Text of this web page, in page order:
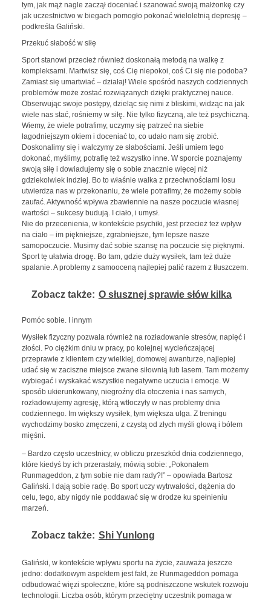
tym, jak mąż nagle zaczął doceniać i szanować swoją małżonkę czy
jak uczestnictwo w biegach pomogło pokonać wieloletnią depresję –
podkreśla Galiński.
Przekuć słabość w siłę
Sport stanowi przecież również doskonałą metodą na walkę z
kompleksami. Martwisz się, coś Cię niepokoi, coś Ci się nie podoba?
Zamiast się umartwiać – działaj! Wiele spośród naszych codziennych
problemów może zostać rozwiązanych dzięki praktycznej nauce.
Obserwując swoje postępy, dzieląc się nimi z bliskimi, widząc na jak
wiele nas stać, rośniemy w siłę. Nie tylko fizyczną, ale też psychiczną.
Wiemy, że wiele potrafimy, uczymy się patrzeć na siebie
łagodniejszym okiem i doceniać to, co udało nam się zrobić.
Doskonalimy się i walczymy ze słabościami. Jeśli umiem tego
dokonać, myślimy, potrafię też wszystko inne. W sporcie poznajemy
swoją siłę i dowiadujemy się o sobie znacznie więcej niż
gdziekolwiek indziej. Bo to właśnie walka z przeciwnościami losu
utwierdza nas w przekonaniu, że wiele potrafimy, że możemy sobie
zaufać. Aktywność wpływa zbawiennie na nasze poczucie własnej
wartości – sukcesy budują. I ciało, i umysł.
Nie do przecenienia, w kontekście psychiki, jest przecież też wpływ
na ciało – im piękniejsze, zgrabniejsze, tym lepsze nasze
samopoczucie. Musimy dać sobie szansę na poczucie się pięknymi.
Sport tę ułatwia drogę. Bo tam, gdzie duży wysiłek, tam też duże
spalanie. A problemy z samooceną najlepiej palić razem z tłuszczem.
Zobacz także: O słusznej sprawie słów kilka
Pomóc sobie. I innym
Wysiłek fizyczny pozwala również na rozładowanie stresów, napięć i
złości. Po ciężkim dniu w pracy, po kolejnej wycieńczającej
przeprawie z klientem czy wielkiej, domowej awanturze, najlepiej
udać się w zaciszne miejsce zwane siłownią lub lasem. Tam możemy
wybiegać i wyskakać wszystkie negatywne uczucia i emocje. W
sposób ukierunkowany, niegroźny dla otoczenia i nas samych,
rozładowujemy agresję, którą wtłoczyły w nas problemy dnia
codziennego. Im większy wysiłek, tym większa ulga. Z treningu
wychodzimy bosko zmęczeni, z czystą od złych myśli głową i bólem
mięśni.
– Bardzo często uczestnicy, w obliczu przeszkód dnia codziennego,
które kiedyś by ich przerastały, mówią sobie: „Pokonałem
Runmageddon, z tym sobie nie dam rady?!” – opowiada Bartosz
Galiński. I dają sobie radę. Bo sport uczy wytrwałości, dążenia do
celu, tego, aby nigdy nie poddawać się w drodze ku spełnieniu
marzeń.
Zobacz także: Shi Yunlong
Galiński, w kontekście wpływu sportu na życie, zauważa jeszcze
jedno: dodatkowym aspektem jest fakt, że Runmageddon pomaga
odbudować więzi społeczne, które są podniszczone wskutek rozwoju
technologii. Liczba osób, którym przeciętny uczestnik pomaga w